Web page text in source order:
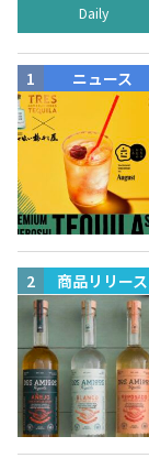
Daily
ニュース
商品リリース